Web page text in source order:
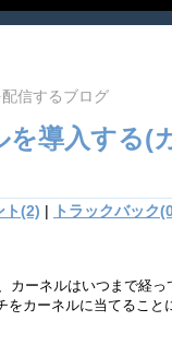
信するブログ
導入する(
ト(2) | トラックバック
カーネルはいつまで経っ
をカーネルに当てること